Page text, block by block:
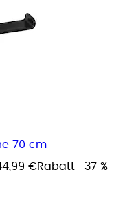
70 cm
€Rabatt- 37 %